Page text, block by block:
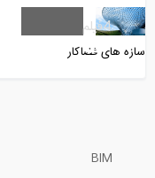
14:05
سازه های فضاکار
4فیلم
BIM